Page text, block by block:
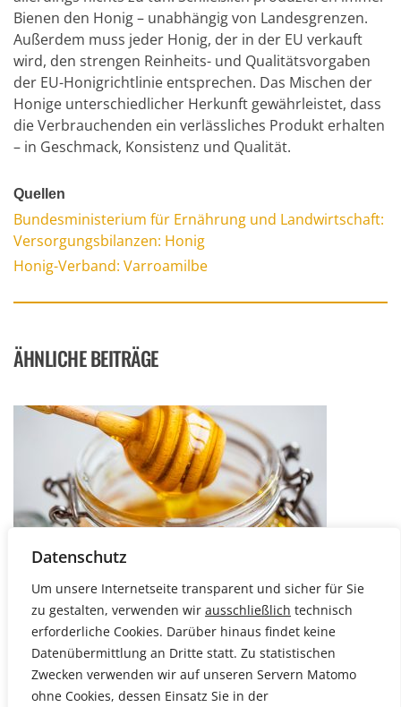
Datenschutz
Um unsere Internetseite transparent und sicher für Sie
zu gestalten, verwenden wir ausschließlich technisch
erforderliche Cookies. Darüber hinaus findet keine
Datenübermittlung an Dritte statt. Zu statistischen
Zwecken verwenden wir auf unseren Servern Matomo
ohne Cookies, dessen Einsatz Sie in der
Bienen den Honig – unabhängig von Landesgrenzen.
Außerdem muss jeder Honig, der in der EU verkauft
wird, den strengen Reinheits- und Qualitätsvorgaben
der EU-Honigrichtlinie entsprechen. Das Mischen der
Honige unterschiedlicher Herkunft gewährleistet, dass
die Verbrauchenden ein verlässliches Produkt erhalten
– in Geschmack, Konsistenz und Qualität.
Quellen
Bundesministerium für Ernährung und Landwirtschaft:
Versorgungsbilanzen: Honig
Honig-Verband: Varroamilbe
ÄHNLICHE BEITRÄGE
ARTIKEL
FAKTENCHECK: GEPANSCHT, GESTRECKT,
VERFÄLSCHT – WO HONIG DRAUFSTEHT, IST NICHT
IMMER HONIG DRIN (N-TV)